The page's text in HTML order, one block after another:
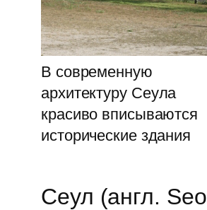
В современную
архитектуру Сеула
красиво вписываются
исторические здания
Сеул (англ.